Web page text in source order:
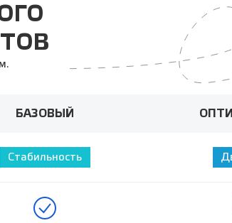
БАЗОВЫЙ
Стабильность